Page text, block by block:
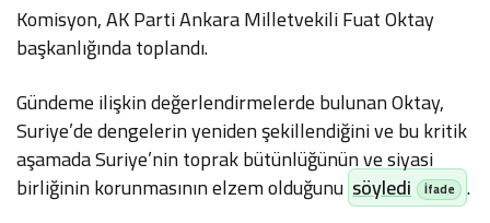
Komisyon, AK Parti Ankara Milletvekili Fuat Oktay
başkanlığında toplandı.
Gündeme ilişkin değerlendirmelerde bulunan Oktay,
Suriye’de dengelerin yeniden şekillendiğini ve bu kritik
aşamada Suriye’nin toprak bütünlüğünün ve siyasi
birliğinin korunmasının elzem olduğunu söyledi
.